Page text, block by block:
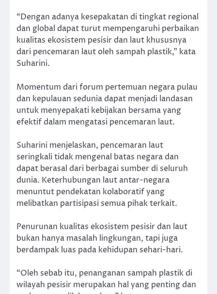
“Dengan adanya kesepakatan di tingkat regional
dan global dapat turut mempengaruhi perbaikan
kualitas ekosistem pesisir dan laut khususnya
dari pencemaran laut oleh sampah plastik,” kata
Suharini.
Momentum dari forum pertemuan negara pulau
dan kepulauan sedunia dapat menjadi landasan
untuk menyepakati kebijakan bersama yang
efektif dalam mengatasi pencemaran laut.
Suharini menjelaskan, pencemaran laut
seringkali tidak mengenal batas negara dan
dapat berasal dari berbagai sumber di seluruh
dunia. Keterhubungan laut antar-negara
menuntut pendekatan kolaboratif yang
melibatkan partisipasi semua pihak terkait.
Penurunan kualitas ekosistem pesisir dan laut
bukan hanya masalah lingkungan, tapi juga
berdampak luas pada kehidupan sehari-hari.
“Oleh sebab itu, penanganan sampah plastik di
wilayah pesisir merupakan hal yang penting dan